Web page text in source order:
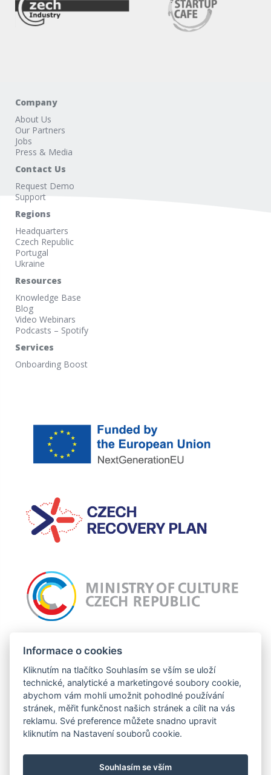
Company
About Us
Our Partners
Jobs
Press & Media
Contact Us
Request Demo
Support
Regions
Headquarters
Czech Republic
Portugal
Ukraine
Resources
Knowledge Base
Blog
Video Webinars
Podcasts – Spotify
Services
Onboarding Boost
grafický redesign webu a zlepšení uživatelské zkušnosti. Tato operace je
Tento projekt je financován se státní podporou Technologické agentury ČR a
Ministerstva průmyslu a obchodu ČR v rámci Programu TREND.
Informace o cookies
Kliknutím na tlačítko Souhlasím se vším se uloží
technické, analytické a marketingové soubory cookie,
abychom vám mohli umožnit pohodlné používání
stránek, měřit funkčnost našich stránek a cílit na vás
reklamu. Své preference můžete snadno upravit
kliknutím na Nastavení souborů cookie.
Souhlasím se vším